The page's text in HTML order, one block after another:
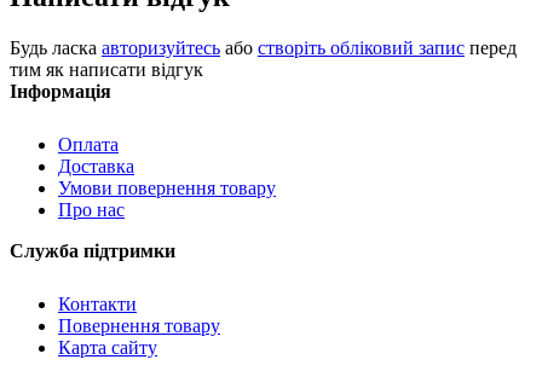
Будь ласка авторизуйтесь або створіть обліковий запис перед
тим як написати відгук
Інформація
Оплата
Доставка
Умови повернення товару
Про нас
Служба підтримки
Контакти
Повернення товару
Карта сайту